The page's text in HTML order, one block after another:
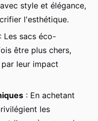
style et élégance,
l'esthétique.
: Les sacs éco-
être plus chers,
leur impact
: En achetant
les